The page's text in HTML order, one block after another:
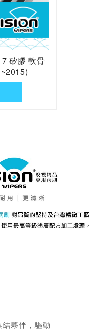
矽膠 軟骨
夥伴，驅動